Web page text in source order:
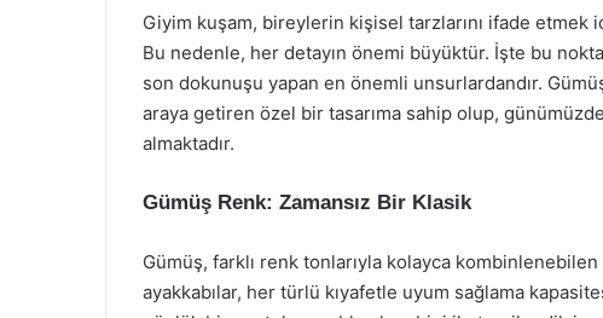
Giyim kuşam, bireylerin kişisel tarzlarını ifade etmek
Bu nedenle, her detayın önemi büyüktür. İşte bu
son dokunuşu yapan en önemli unsurlardandır.
araya getiren özel bir tasarıma sahip olup,
almaktadır.
Gümüş Renk: Zamansız Bir Klasik
Gümüş, farklı renk tonlarıyla kolayca
ayakkabılar, her türlü kıyafetle uyum sağlama